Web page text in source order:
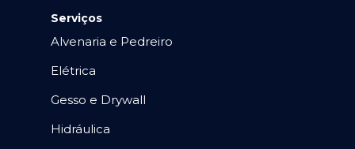
Serviços
Alvenaria e Pedreiro
Elétrica
Gesso e Drywall
Hidráulica